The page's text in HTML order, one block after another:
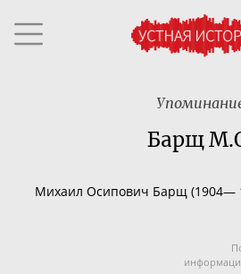
Барщ
Михаил Осипович Барщ (1904—